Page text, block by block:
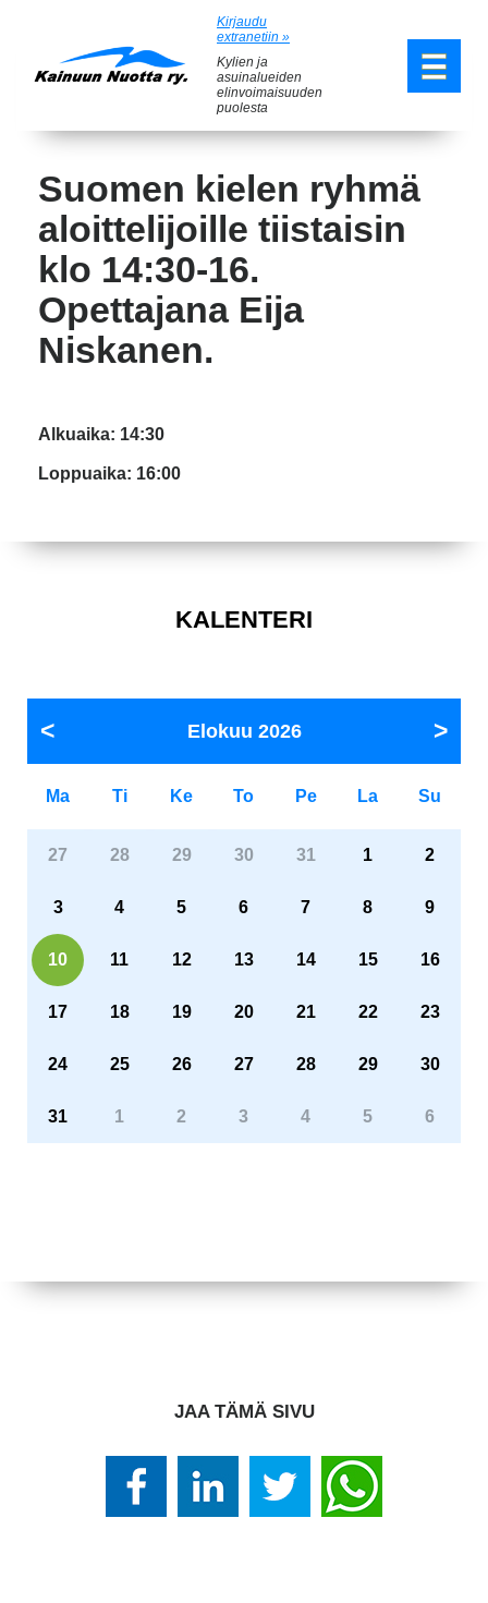
Kirjaudu
extranetiin »
Kylien ja
asuinalueiden
elinvoimaisuuden
puolesta
Suomen kielen ryhmä
aloittelijoille tiistaisin
klo 14:30-16.
Opettajana Eija
Niskanen.
Alkuaika: 14:30
Loppuaika: 16:00
KALENTERI
Elokuu 2026
Ma Ti Ke To Pe La Su
27 28 29 30 31 1 2
3 4 5 6 7 8 9
10 11 12 13 14 15 16
17 18 19 20 21 22 23
24 25 26 27 28 29 30
31 1 2 3 4 5 6
JAA TÄMÄ SIVU